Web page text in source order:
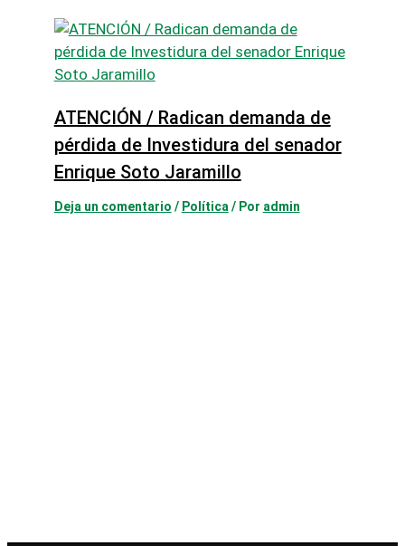
ATENCIÓN / Radican demanda de
pérdida de Investidura del senador
Enrique Soto Jaramillo
Deja un comentario / Política / Por admin